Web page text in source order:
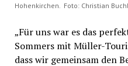
Hohenkirchen. Foto: Christian
„Für uns war es das
Sommers mit Müller-
dass wir gemeinsam den